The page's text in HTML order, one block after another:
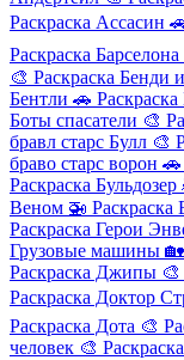
Раскраска Ассасин
Раскраска Барселона
🎨 Раскраска Бенди
Бентли 🚗
Боты спасатели 🎨
бравл старс Булл 🎨
браво старс ворон 🚗
Раскраска Бульдозер
Веном 🚁 Раскраска
Раскраска Герои
Грузовые машины 🏡
Раскраска Джипы 🎨
Раскраска Доктор
Раскраска Дота 🎨
человек 🎨